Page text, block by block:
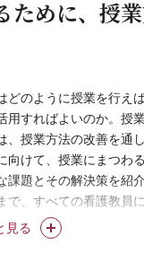
ために、授
見る
のように授業を行えば
用すればよいのか。授
、授業方法の改善を通
向けて、授業にまつわ
課題とその解決策を紹
で、すべての看護教員